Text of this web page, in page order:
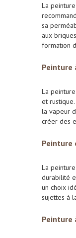
La
sa
aux
formation
Peinture
La
et
la vapeur
créer des
Peinture
La
durabilité
un choix
sujettes à
Peinture